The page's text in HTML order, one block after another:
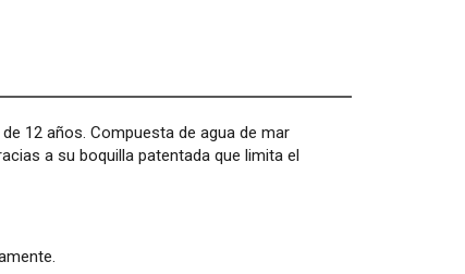
12 años. Compuesta de agua de mar
a su boquilla patentada que limita el